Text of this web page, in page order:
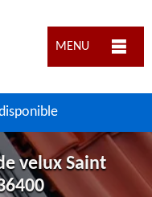
MENU
velux Saint